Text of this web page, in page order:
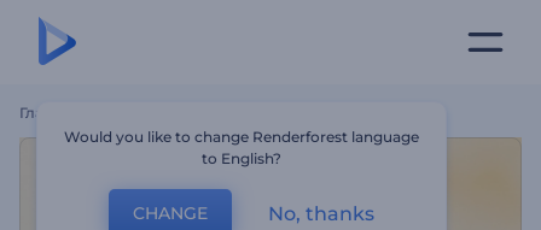
Главная
Would you like to change Renderforest language
to English?
CHANGE No, thanks